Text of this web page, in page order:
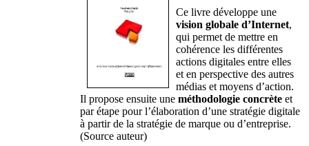
Ce livre développe une
vision globale d’Internet,
qui permet de mettre en
cohérence les différentes
actions digitales entre elles
et en perspective des autres
médias et moyens d’action.
Il propose ensuite une méthodologie concrète et
par étape pour l’élaboration d’une stratégie digitale
à partir de la stratégie de marque ou d’entreprise.
(Source auteur)